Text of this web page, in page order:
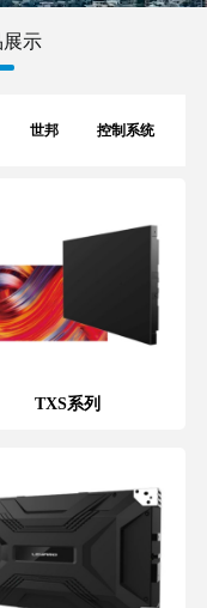
示
世邦 控制系统
TXS系列